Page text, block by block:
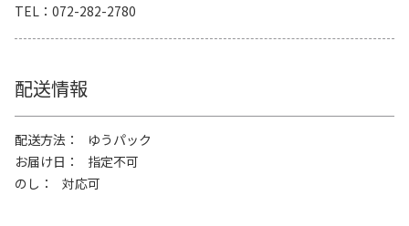
TEL
072-282-2780
配送情報
配送方法
ゆうパック
お届け日
指定不可
のし
対応可